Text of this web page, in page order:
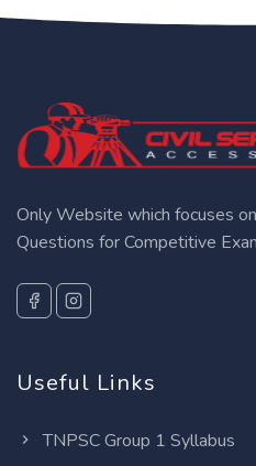
Only Website which focuses
Questions for Competitive
Useful Links
TNPSC Group 1 Syllabus